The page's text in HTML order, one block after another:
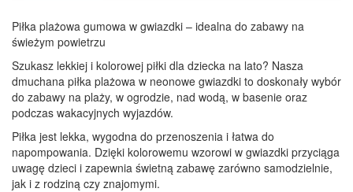
Piłka plażowa gumowa w gwiazdki – idealna do zabawy na
świeżym powietrzu
Szukasz lekkiej i kolorowej piłki dla dziecka na lato? Nasza
dmuchana piłka plażowa w neonowe gwiazdki to doskonały wybór
do zabawy na plaży, w ogrodzie, nad wodą, w basenie oraz
podczas wakacyjnych wyjazdów.
Piłka jest lekka, wygodna do przenoszenia i łatwa do
napompowania. Dzięki kolorowemu wzorowi w gwiazdki przyciąga
uwagę dzieci i zapewnia świetną zabawę zarówno samodzielnie,
jak i z rodziną czy znajomymi.